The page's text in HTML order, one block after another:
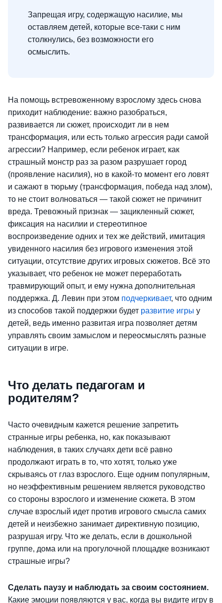
Запрещая игру, содержащую насилие, мы
оставляем детей, которые все-таки с ним
столкнулись, без возможности его
осмыслить.
На помощь встревоженному взрослому здесь снова
приходит наблюдение: важно разобраться,
развивается ли сюжет, происходит ли в нем
трансформация, или есть только агрессия ради самой
агрессии? Например, если ребенок играет, как
страшный монстр раз за разом разрушает город
(проявление насилия), но в какой-то момент его ловят
и сажают в тюрьму (трансформация, победа над злом),
то не стоит волноваться — такой сюжет не причинит
вреда. Тревожный признак — зацикленный сюжет,
фиксация на насилии и стереотипное
воспроизведение одних и тех же действий, имитация
увиденного насилия без игрового изменения этой
ситуации, отсутствие других игровых сюжетов. Всё это
указывает, что ребенок не может переработать
травмирующий опыт, и ему нужна дополнительная
поддержка. Д. Левин при этом подчеркивает, что одним
из способов такой поддержки будет развитие игры у
детей, ведь именно развитая игра позволяет детям
управлять своим замыслом и переосмыслять разные
ситуации в игре.
Что делать педагогам и
родителям?
Часто очевидным кажется решение запретить
странные игры ребенка, но, как показывают
наблюдения, в таких случаях дети всё равно
продолжают играть в то, что хотят, только уже
скрываясь от глаз взрослого. Еще одним популярным,
но неэффективным решением является руководство
со стороны взрослого и изменение сюжета. В этом
случае взрослый идет против игрового смысла самих
детей и неизбежно занимает директивную позицию,
разрушая игру. Что же делать, если в дошкольной
группе, дома или на прогулочной площадке возникают
страшные игры?
Сделать паузу и наблюдать за своим состоянием.
Какие эмоции появляются у вас, когда вы видите игру в